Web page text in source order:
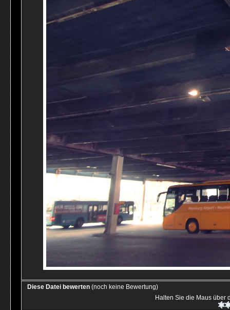
Diese Datei bewerten (noch keine Bewertung)
Halten Sie die Maus über